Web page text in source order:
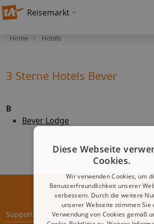
Reisemarkt
Home Hotels
3 Sterne Hotels Bever
B
Bever Lodge
Support & Impressum
Diese Webseite
Cookies.
Wir verwenden Cookies, um
Benutzerfreundlichkeit unserer
verbessern. Durch die weitere
unserer Webseite stimmen Sie
Verwendung von Cookies gemäß